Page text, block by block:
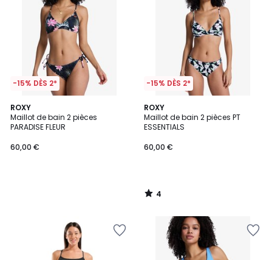
-15% DÈS 2*
ROXY
Maillot de bain 2 pièces
PARADISE FLEUR
60,00 €
-15% DÈS 2*
ROXY
Maillot de bain 2 pièces PT
ESSENTIALS
60,00 €
4
/
5
4
/